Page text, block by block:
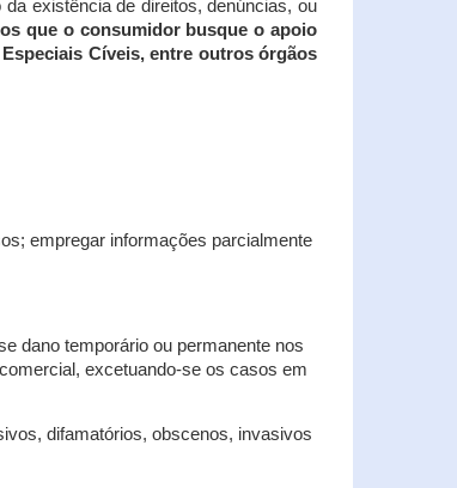
existência de direitos, denúncias, ou
que o consumidor busque o apoio
Cíveis, entre outros órgãos
empregar informações parcialmente
dano temporário ou permanente nos
excetuando-se os casos em
difamatórios, obscenos, invasivos